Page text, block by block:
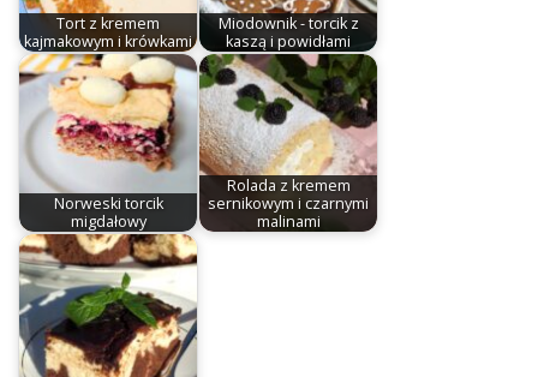
Tort z kremem
kajmakowym i krówkami
Miodownik - torcik z
kaszą i powidłami
Norweski torcik
migdałowy
Rolada z kremem
sernikowym i czarnymi
malinami